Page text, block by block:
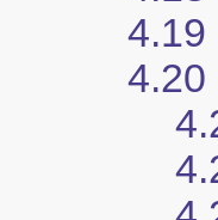
4.19
4.20